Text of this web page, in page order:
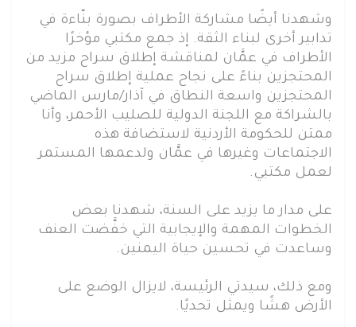
وشهدنا أيضًا مشاركة الأطراف بصورة بنّاءة في
تدابير أخرى لبناء الثقة. إذ جمع مكتبي مؤخرًا
الأطراف في عمَّان لمناقشة إطلاق سراح مزيد من
المحتجزين بناءً على نجاح عملية إطلاق سراح
المحتجزين واسعة النطاق في آذار/مارس الماضي
بالشراكة مع اللجنة الدولية للصليب الأحمر، وأنا
ممتن للحكومة الأردنية لاستضافة هذه
الاجتماعات وغيرها في عمَّان ولدعمها المستمر
لعمل مكتبي.
على مدار ما يزيد على السنة، شهدنا بعض
الخطوات المهمة والإيجابية التي خفَّضت العنف
وساعدت في تحسين حياة اليمنين.
ومع ذلك، سيدتي الرئيسة، لايزال الوضع على
الأرض هشًا ويمثل تحديًا.